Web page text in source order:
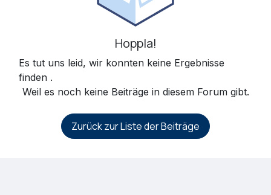
Hoppla!
Es tut uns leid, wir konnten keine Ergebnisse
finden .
Weil es noch keine Beiträge in diesem Forum gibt.
Zurück zur Liste der Beiträge